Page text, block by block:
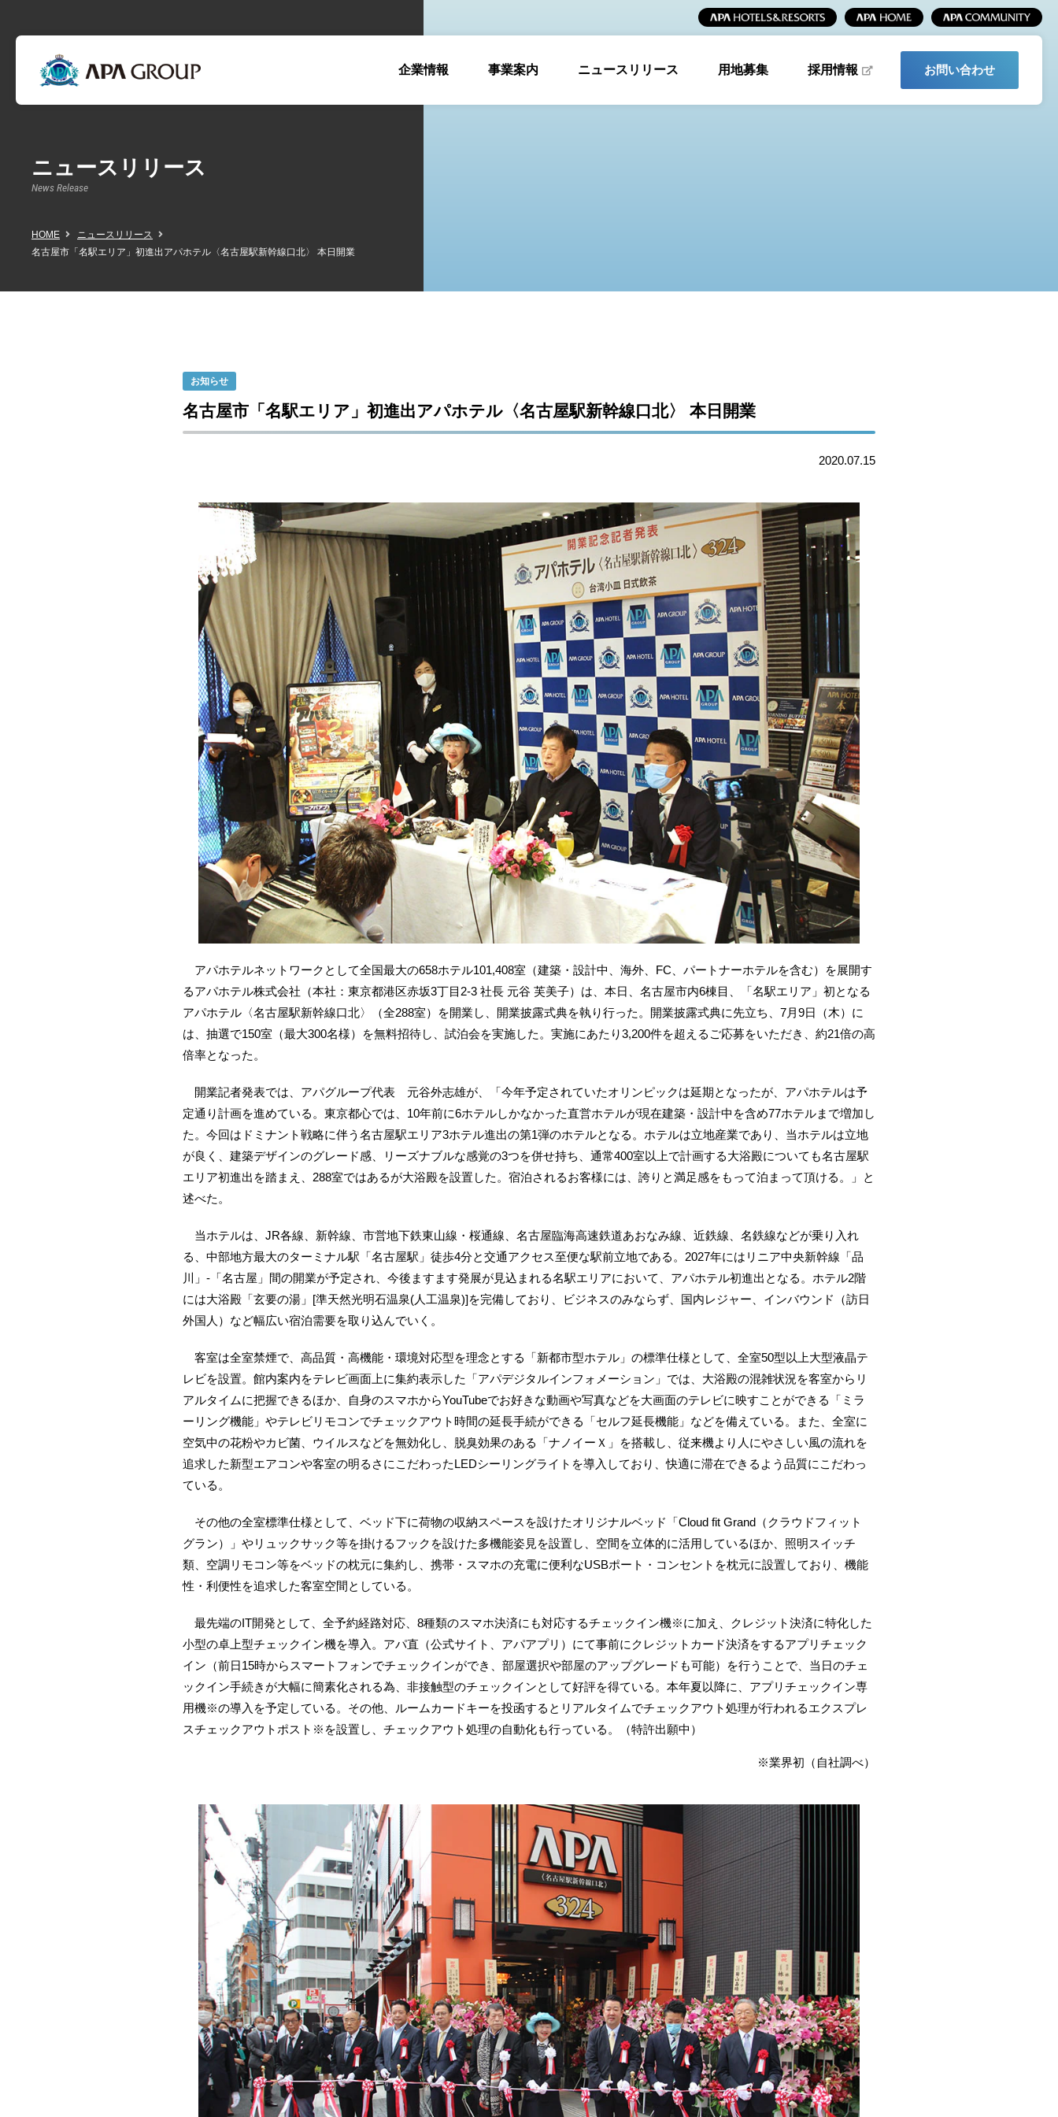
企業情報 事業案内 ニュースリリース 用地募集 採用情報 お問い合わせ
ニュースリリース
News Release
HOME
ニュースリリース
名古屋市「名駅エリア」初進出アパホテル〈名古屋駅新幹線口北〉 本日開業
お知らせ
名古屋市「名駅エリア」初進出アパホテル〈名古屋駅新幹線口北〉 本日開業
2020.07.15
アパホテルネットワークとして全国最大の658ホテル101,408室（建築・設計中、海外、FC、パートナーホテルを含む）を展開す
るアパホテル株式会社（本社：東京都港区赤坂3丁目2‐3 社長 元谷 芙美子）は、本日、名古屋市内6棟目、「名駅エリア」初となる
アパホテル〈名古屋駅新幹線口北〉（全288室）を開業し、開業披露式典を執り行った。開業披露式典に先立ち、7月9日（木）に
は、抽選で150室（最大300名様）を無料招待し、試泊会を実施した。実施にあたり3,200件を超えるご応募をいただき、約21倍の高
倍率となった。
開業記者発表では、アパグループ代表 元谷外志雄が、「今年予定されていたオリンピックは延期となったが、アパホテルは予
定通り計画を進めている。東京都心では、10年前に6ホテルしかなかった直営ホテルが現在建築・設計中を含め77ホテルまで増加し
た。今回はドミナント戦略に伴う名古屋駅エリア3ホテル進出の第1弾のホテルとなる。ホテルは立地産業であり、当ホテルは立地
が良く、建築デザインのグレード感、リーズナブルな感覚の3つを併せ持ち、通常400室以上で計画する大浴殿についても名古屋駅
エリア初進出を踏まえ、288室ではあるが大浴殿を設置した。宿泊されるお客様には、誇りと満足感をもって泊まって頂ける。」と
述べた。
当ホテルは、JR各線、新幹線、市営地下鉄東山線・桜通線、名古屋臨海高速鉄道あおなみ線、近鉄線、名鉄線などが乗り入れ
る、中部地方最大のターミナル駅「名古屋駅」徒歩4分と交通アクセス至便な駅前立地である。2027年にはリニア中央新幹線「品
川」-「名古屋」間の開業が予定され、今後ますます発展が見込まれる名駅エリアにおいて、アパホテル初進出となる。ホテル2階
には大浴殿「玄要の湯」[準天然光明石温泉(人工温泉)]を完備しており、ビジネスのみならず、国内レジャー、インバウンド（訪日
外国人）など幅広い宿泊需要を取り込んでいく。
客室は全室禁煙で、高品質・高機能・環境対応型を理念とする「新都市型ホテル」の標準仕様として、全室50型以上大型液晶テ
レビを設置。館内案内をテレビ画面上に集約表示した「アパデジタルインフォメーション」では、大浴殿の混雑状況を客室からリ
アルタイムに把握できるほか、自身のスマホからYouTubeでお好きな動画や写真などを大画面のテレビに映すことができる「ミラ
ーリング機能」やテレビリモコンでチェックアウト時間の延長手続ができる「セルフ延長機能」などを備えている。また、全室に
空気中の花粉やカビ菌、ウイルスなどを無効化し、脱臭効果のある「ナノイーＸ」を搭載し、従来機より人にやさしい風の流れを
追求した新型エアコンや客室の明るさにこだわったLEDシーリングライトを導入しており、快適に滞在できるよう品質にこだわっ
ている。
その他の全室標準仕様として、ベッド下に荷物の収納スペースを設けたオリジナルベッド「Cloud fit Grand（クラウドフィット
グラン）」やリュックサック等を掛けるフックを設けた多機能姿見を設置し、空間を立体的に活用しているほか、照明スイッチ
類、空調リモコン等をベッドの枕元に集約し、携帯・スマホの充電に便利なUSBポート・コンセントを枕元に設置しており、機能
性・利便性を追求した客室空間としている。
最先端のIT開発として、全予約経路対応、8種類のスマホ決済にも対応するチェックイン機※に加え、クレジット決済に特化した
小型の卓上型チェックイン機を導入。アパ直（公式サイト、アパアプリ）にて事前にクレジットカード決済をするアプリチェック
イン（前日15時からスマートフォンでチェックインができ、部屋選択や部屋のアップグレードも可能）を行うことで、当日のチェ
ックイン手続きが大幅に簡素化される為、非接触型のチェックインとして好評を得ている。本年夏以降に、アプリチェックイン専
用機※の導入を予定している。その他、ルームカードキーを投函するとリアルタイムでチェックアウト処理が行われるエクスプレ
スチェックアウトポスト※を設置し、チェックアウト処理の自動化も行っている。（特許出願中）
※業界初（自社調べ）